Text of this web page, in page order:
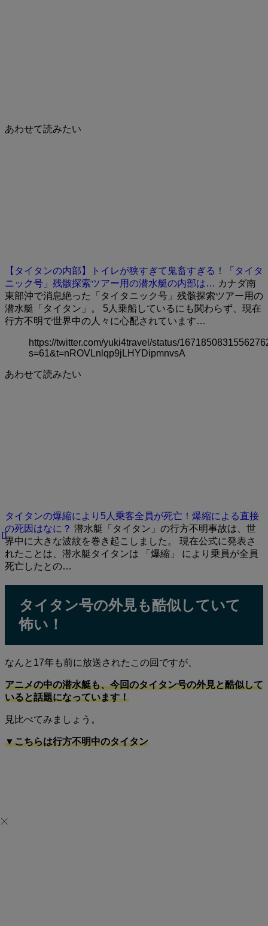
あわせて読みたい
【タイタンの内部】トイレが狭すぎて鬼畜すぎる！「タイタ
ニック号」残骸探索ツアー用の潜水艇の内部は… カナダ南
東部沖で消息絶った「タイタニック号」残骸探索ツアー用の
潜水艇「タイタン」。 5人乗船しているにも関わらず、現在
行方不明で世界中の人々に心配されています…
https://twitter.com/yuki4travel/status/
s=61&t=nROVLnlqp9jLHYDipmnvsA
あわせて読みたい
タイタンの爆縮により5人乗客全員が死亡！爆縮による直接
の死因はなに？ 潜水艇「タイタン」の行方不明事故は、世
界中に大きな波紋を巻き起こしました。 現在公式に発表さ
れたことは、潜水艇タイタンは 「爆縮」 により乗員が全員
死亡したとの…
タイタン号の外見も酷似していて
怖い！
なんと17年も前に放送されたこの回ですが、
アニメの中の潜水艇も、今回のタイタン号の外見と酷似して
いると話題になっています！
見比べてみましょう。
▼こちらは行方不明中のタイタン